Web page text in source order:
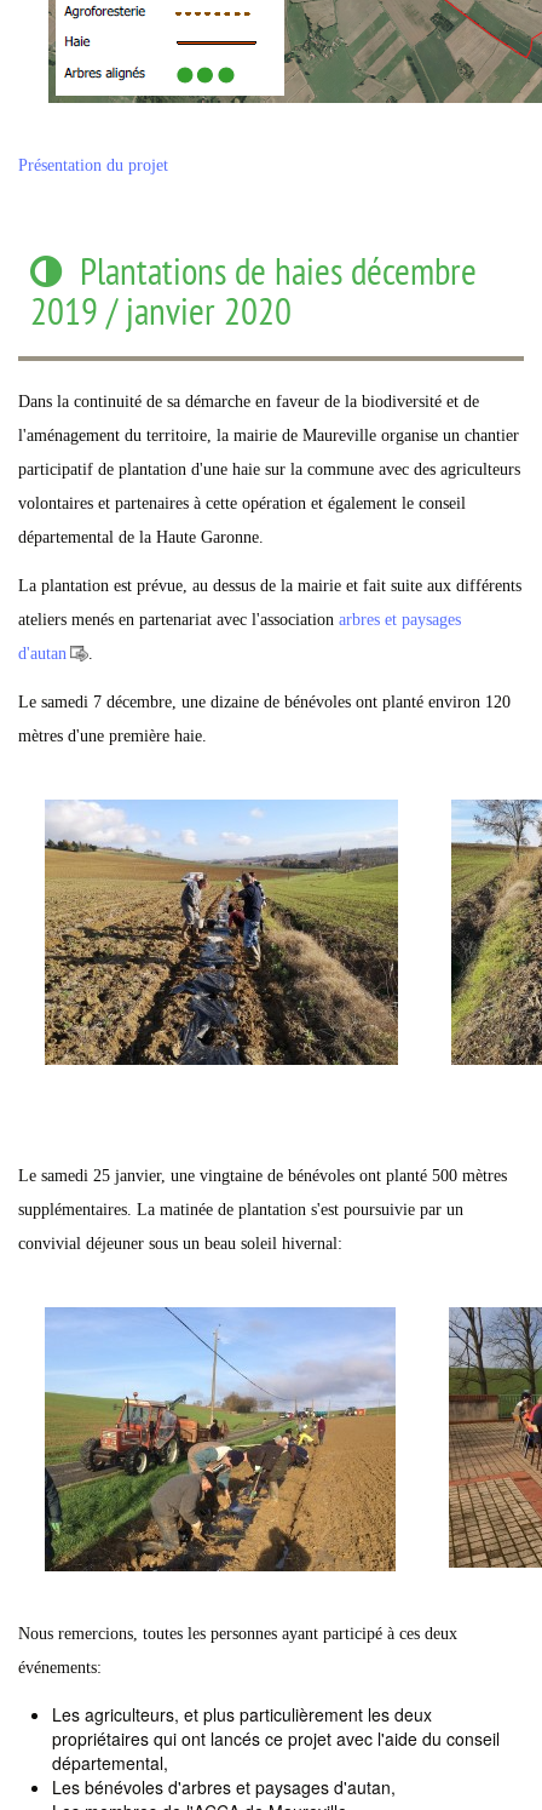
Présentation du projet
Plantations de haies décembre
2019 / janvier 2020
Dans la continuité de sa démarche en faveur de la biodiversité et de
l'aménagement du territoire, la mairie de Maureville organise un chantier
participatif de plantation d'une haie sur la commune avec des agriculteurs
volontaires et partenaires à cette opération et également le conseil
départemental de la Haute Garonne.
La plantation est prévue, au dessus de la mairie et fait suite aux différents
ateliers menés en partenariat avec l'association arbres et paysages
d'autan
.
Le samedi 7 décembre, une dizaine de bénévoles ont planté environ 120
mètres d'une première haie.
Le samedi 25 janvier, une vingtaine de bénévoles ont planté 500 mètres
supplémentaires. La matinée de plantation s'est poursuivie par un
convivial déjeuner sous un beau soleil hivernal:
Nous remercions, toutes les personnes ayant participé à ces deux
événements:
Les agriculteurs, et plus particulièrement les deux
propriétaires qui ont lancés ce projet avec l'aide du conseil
départemental,
Les bénévoles d'arbres et paysages d'autan,